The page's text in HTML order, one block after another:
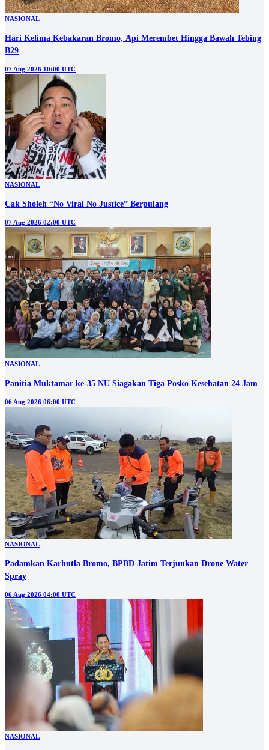
NASIONAL
Hari Kelima Kebakaran Bromo, Api Merembet Hingga Bawah Tebing
B29
07 Aug 2026 10:00 UTC
NASIONAL
Cak Sholeh “No Viral No Justice” Berpulang
07 Aug 2026 02:00 UTC
NASIONAL
Panitia Muktamar ke-35 NU Siagakan Tiga Posko Kesehatan 24 Jam
06 Aug 2026 06:00 UTC
NASIONAL
Padamkan Karhutla Bromo, BPBD Jatim Terjunkan Drone Water
Spray
06 Aug 2026 04:00 UTC
NASIONAL